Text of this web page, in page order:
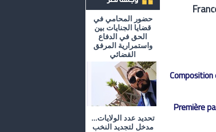
حضور المحامي في
قضايا الجنايات بين
الحق في الدفاع
واستمرارية المرفق
القضائي
تحديد عدد الولايات...
مدخل لتجديد النخب
Première